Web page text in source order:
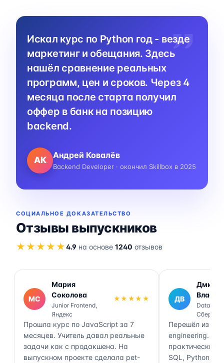
Искал курс по Python год - везде
маркетинг и обещания. Здесь
нашёл сравнение реальных
программ, цен и сроков. Через 4
месяца после старта получил
оффер в банк на позицию
backend.
АК Андрей Ковалёв
Backend Developer · окончил Skillbox в 2025
СОЦИАЛЬНОЕ ДОКАЗАТЕЛЬСТВО
Отзывы выпускников
★★★★★4.9 на основе 1240 отзывов
МС
Мария
Соколова
Junior Frontend,
Яндекс
★★★★★
Прошла курс по JavaScript за 7
месяцев. Учитель давал реальные
задачи как с продакшена. На
выпускном проекте сделала pet-
ДВ
Власов
Data
Сбер
Перешёл из
engineering.
практически
SQL, Python,